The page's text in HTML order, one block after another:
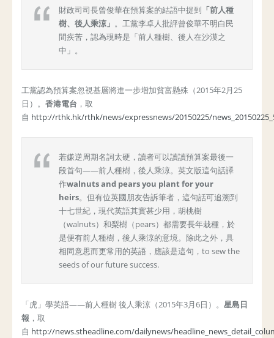
財政司司長曾俊華在預算案的結語中提到 「前人種
樹、後人乘涼」 。工黨李卓人批評曾俊華不明白民
間疾苦，認為現時是「前人種樹、後人在沙漠之
中」。
工黨認為預算案忽視基層將進一步增加貧富懸殊（2015年2月25
日）。 香港電台 ，取
自 http://rthk.hk/rthk/news/expressnews/20150225/
若嫌逆周期名詞太硬，讀者可以讀讀預算案最後一
段首句——前人種樹，後人乘涼。英文版這句話譯
作walnuts and pears you plant for your
heirs。但有位英國朋友告訴筆者，這句話可追溯到
十七世紀，現代英語其實甚少用，胡桃樹
（walnuts）和梨樹（pears）都需要長年栽種，於
是便有前人種樹，後人乘涼的意境。除此之外，具
相同意思而更常用的英語，應該是這句，to sew the
seeds of our future success.
「虎」學英語——前人種樹 後人乘涼（2015年3月6日）。 星島日
報 ，取
自 http://news.stheadline.com/dailynews/